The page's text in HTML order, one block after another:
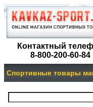
Контактный
8-800-200-60-84
Спортивные товары